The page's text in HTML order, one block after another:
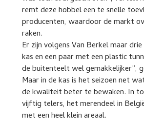
remt deze hobbel een te snelle
producenten, waardoor de markt
raken.
Er zijn volgens Van Berkel maar
kas en een paar met een plastic
de buitenteelt wel gemakkelijker”,
Maar in de kas is het seizoen net
de kwaliteit beter te bewaken. In
vijftig telers, het merendeel in
met een heel klein areaal.